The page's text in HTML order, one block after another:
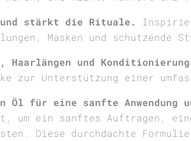
stärkt die Rituale.
Masken und schützende
und
zur Unterstützung einer
für eine sanfte Anwendung
um ein sanftes Auftragen,
Diese durchdachte